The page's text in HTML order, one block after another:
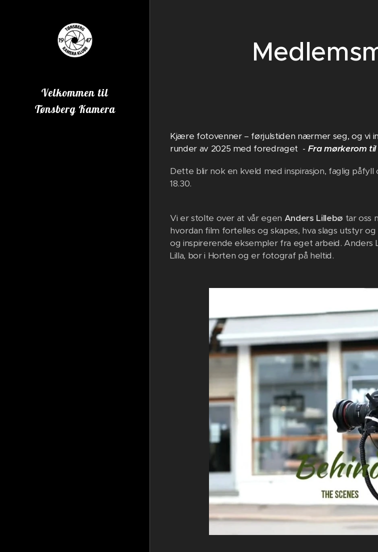
Velkommen til
Tønsberg Kamera
Kjære fotovenner – førjulstiden nærmer seg, og vi
runder av 2025 med foredraget - Fra mørkerom
Dette blir nok en kveld med inspirasjon, faglig
18.30.
Vi er stolte over at vår egen Anders Lillebø tar oss
hvordan film fortelles og skapes, hva slags utstyr
og inspirerende eksempler fra eget arbeid. Anders
Lilla, bor i Horten og er fotograf på heltid.